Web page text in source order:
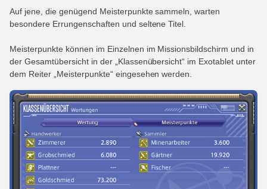
Auf jene, die genügend Meisterpunkte sammeln, warten
besondere Errungenschaften und seltene Titel.
Meisterpunkte können im Einzelnen im Missionsbildschirm und in
der Gesamtübersicht in der „Klassenübersicht“ im Exotablet unter
dem Reiter „Meisterpunkte“ eingesehen werden.